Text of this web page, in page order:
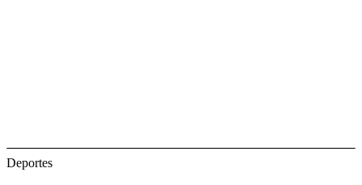
Deportes